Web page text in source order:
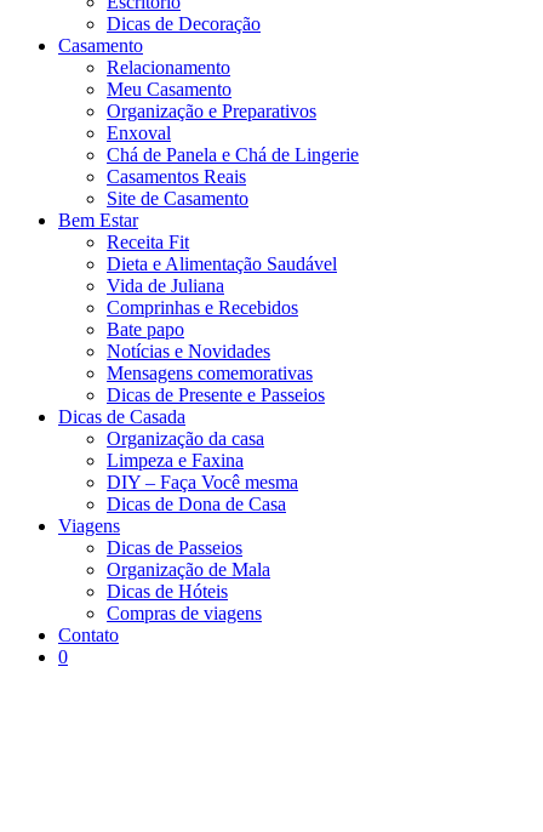
Dicas de Decoração
Casamento
Relacionamento
Meu Casamento
Organização e Preparativos
Enxoval
Chá de Panela e Chá de Lingerie
Casamentos Reais
Site de Casamento
Bem Estar
Receita Fit
Dieta e Alimentação Saudável
Vida de Juliana
Comprinhas e Recebidos
Bate papo
Notícias e Novidades
Mensagens comemorativas
Dicas de Presente e Passeios
Dicas de Casada
Organização da casa
Limpeza e Faxina
DIY – Faça Você mesma
Dicas de Dona de Casa
Viagens
Dicas de Passeios
Organização de Mala
Dicas de Hóteis
Compras de viagens
Contato
0